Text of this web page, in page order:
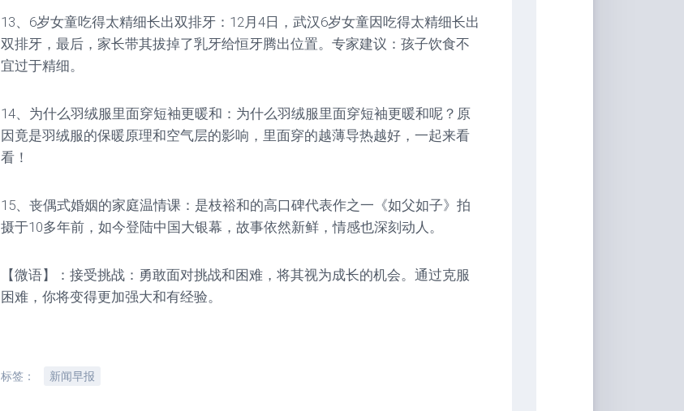
13、6岁女童吃得太精细长出双排牙：12月4日，武汉6岁女童因吃得太精细长出
双排牙，最后，家长带其拔掉了乳牙给恒牙腾出位置。专家建议：孩子饮食不
宜过于精细。
14、为什么羽绒服里面穿短袖更暖和：为什么羽绒服里面穿短袖更暖和呢？原
因竟是羽绒服的保暖原理和空气层的影响，里面穿的越薄导热越好，一起来看
看！
15、丧偶式婚姻的家庭温情课：是枝裕和的高口碑代表作之一《如父如子》拍
摄于10多年前，如今登陆中国大银幕，故事依然新鲜，情感也深刻动人。
【微语】：接受挑战：勇敢面对挑战和困难，将其视为成长的机会。通过克服
困难，你将变得更加强大和有经验。
标签： 新闻早报